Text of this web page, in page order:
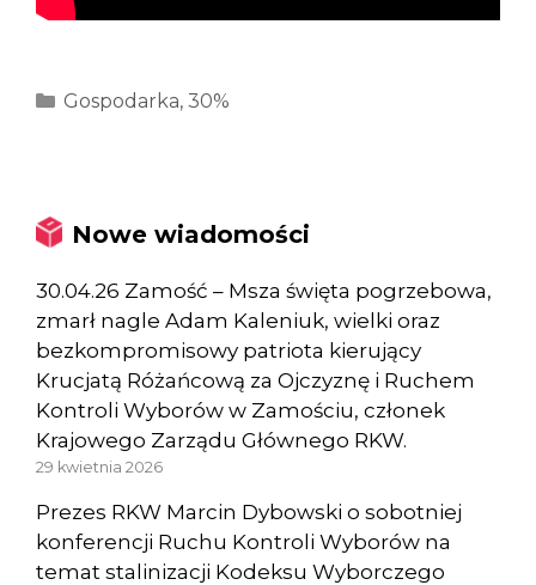
Kategorie
Gospodarka, 30%
Nowe wiadomości
30.04.26 Zamość – Msza święta pogrzebowa,
zmarł nagle Adam Kaleniuk, wielki oraz
bezkompromisowy patriota kierujący
Krucjatą Różańcową za Ojczyznę i Ruchem
Kontroli Wyborów w Zamościu, członek
Krajowego Zarządu Głównego RKW.
29 kwietnia 2026
Prezes RKW Marcin Dybowski o sobotniej
konferencji Ruchu Kontroli Wyborów na
temat stalinizacji Kodeksu Wyborczego